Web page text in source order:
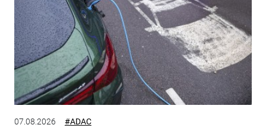
07.08.2026 #ADAC